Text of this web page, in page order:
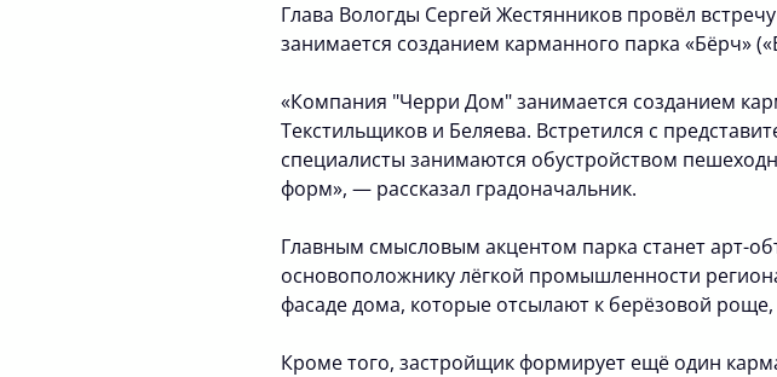
Глава Вологды Сергей Жестянников провёл
занимается созданием карманного парка «Бёрч»
«Компания "Черри Дом" занимается созданием
Текстильщиков и Беляева. Встретился с
специалисты занимаются обустройством
форм», — рассказал градоначальник.
Главным смысловым акцентом парка станет арт-
основоположнику лёгкой промышленности
фасаде дома, которые отсылают к берёзовой
Кроме того, застройщик формирует ещё один